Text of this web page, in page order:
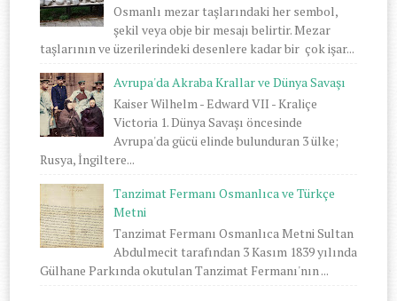
Osmanlı mezar taşlarındaki her sembol,
şekil veya obje bir mesajı belirtir. Mezar
taşlarının ve üzerilerindeki desenlere kadar bir çok işar...
Avrupa'da Akraba Krallar ve Dünya Savaşı
Kaiser Wilhelm - Edward VII - Kraliçe
Victoria 1. Dünya Savaşı öncesinde
Avrupa'da gücü elinde bulunduran 3 ülke;
Rusya, İngiltere...
Tanzimat Fermanı Osmanlıca ve Türkçe
Metni
Tanzimat Fermanı Osmanlıca Metni Sultan
Abdulmecit tarafından 3 Kasım 1839 yılında
Gülhane Parkında okutulan Tanzimat Fermanı'nın ...